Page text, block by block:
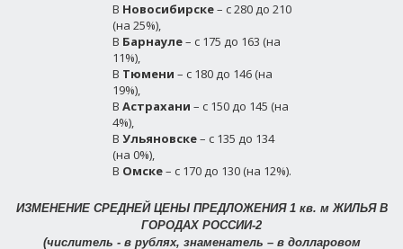
В Новосибирске– с 280 до 210
(на 25%),
В Барнауле– с 175 до 163 (на
11%),
В Тюмени – с 180 до 146 (на
19%),
В Астрахани – с 150 до 145 (на
4%),
В Ульяновске– с 135 до 134
(на 0%),
В Омске– с 170 до 130 (на 12%).
ИЗМЕНЕНИЕ СРЕДНЕЙ ЦЕНЫ ПРЕДЛОЖЕНИЯ 1 кв. м ЖИЛЬЯ В
ГОРОДАХ РОССИИ-2
(числитель - в рублях, знаменатель – в долларовом